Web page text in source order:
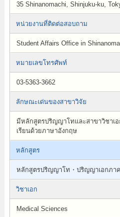
35 Shinanomachi, Shinjuku-ku,
หน่วยงานที่ติดต่อสอบถาม
Student Affairs Office in
หมายเลขโทรศัพท์
03-5363-3662
ลักษณะเด่นของสาขาวิจัย
มีหลักสูตรปริญญาโทและสาขาวิชาเ
เรียนด้วยภาษาอังกฤษ
หลักสูตร
หลักสูตรปริญญาโท・ปริญญาเอกภา
วิชาเอก
Medical Sciences